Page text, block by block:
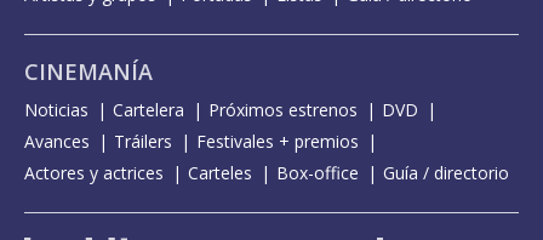
CINEMANÍA
Noticias Cartelera Próximos estrenos
DVD
Avances
Tráilers
Festivales + premios
Actores y actrices
Carteles Box-office Guía / directorio